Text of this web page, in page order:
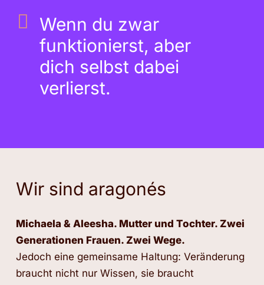
Wenn du zwar
funktionierst, aber
dich selbst dabei
verlierst.
Wir sind aragonés
Michaela & Aleesha. Mutter und Tochter. Zwei
Generationen Frauen. Zwei Wege.
Jedoch eine gemeinsame Haltung: Veränderung
braucht nicht nur Wissen, sie braucht